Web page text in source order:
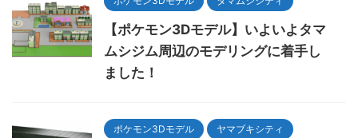
【ポケモン3Dモデル】いよいよタマ
ムシジム周辺のモデリングに着手し
ました！
ポケモン3Dモデル ヤマブキシティ